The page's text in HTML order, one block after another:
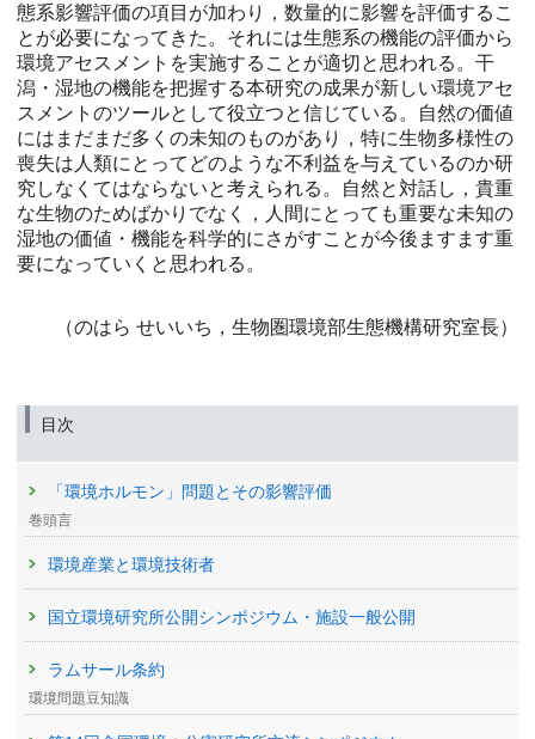
態系影響評価の項目が加わり，数量的に影響を評価するこ
とが必要になってきた。それには生態系の機能の評価から
環境アセスメントを実施することが適切と思われる。干
潟・湿地の機能を把握する本研究の成果が新しい環境アセ
スメントのツールとして役立つと信じている。自然の価値
にはまだまだ多くの未知のものがあり，特に生物多様性の
喪失は人類にとってどのような不利益を与えているのか研
究しなくてはならないと考えられる。自然と対話し，貴重
な生物のためばかりでなく，人間にとっても重要な未知の
湿地の価値・機能を科学的にさがすことが今後ますます重
要になっていくと思われる。
（のはら せいいち，生物圏環境部生態機構研究室長）
目次
「環境ホルモン」問題とその影響評価
巻頭言
環境産業と環境技術者
国立環境研究所公開シンポジウム・施設一般公開
ラムサール条約
環境問題豆知識